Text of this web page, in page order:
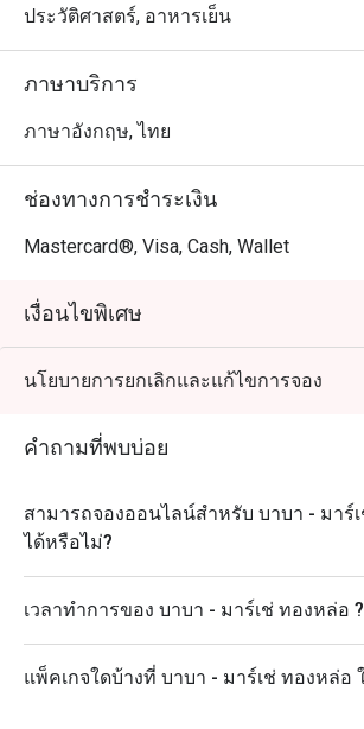
ประทับใจในทุกคำ ไฮไลท์ของร้าน ได้แก่
ล็กทรัฟเฟิลครีมชีส ซึ่งเป็นเมนูซิกเนเจอร์
เมนูแนะนำที่ต้องลอง
สับปรุงรสเข้มข้น หอมเครื่องเทศ
Smoked Aubergine Bharta – มะเขือยาวร
สัมผัสนุ่มและหอมกลิ่นควันเป็นเอกลักษณ์
หวาน สดชื่นและสนุกกับการทาน
Lotus Stem Sweet Potato Chaat – จัดจ้า
สูตรพิเศษที่ผสมผสานรสหวาน เปรี้ยว แล
ลงตัว
ด้วยบรรยากาศที่หรูหราแต่ผ่อนคลาย และ
ลองในกรุงเทพฯ เหมาะสำหรับผู้ที่มองหา
ทานอาหารอินเดียร่วมสมัยที่เต็มไปด้วยคว
และคุณภาพระดับพรีเมียม!
ประวัติศาสตร์, อาหารเย็น
ภาษาบริการ
ภาษาอังกฤษ, ไทย
ช่องทางการชำระเงิน
Mastercard®, Visa, Cash, Wallet
เงื่อนไขพิเศษ
นโยบายการยกเลิกและแก้ไขการจอง
คำถามที่พบบ่อย
สามารถจองออนไลน์สำหรับ บาบา - มาร์
ได้หรือไม่?
เวลาทำการของ บาบา - มาร์เช่ ทองหล่อ ?
แพ็คเกจใดบ้างที่ บาบา - มาร์เช่ ทองหล่อ